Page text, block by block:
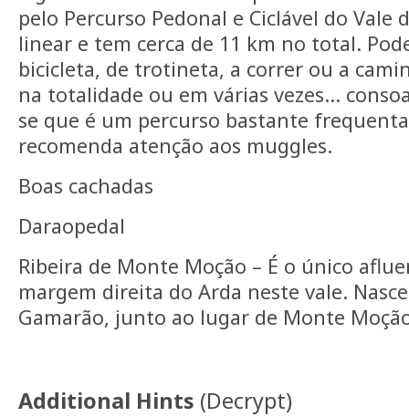
pelo Percurso Pedonal e Ciclável do Vale
linear e tem cerca de 11 km no total.
bicicleta, de trotineta, a correr ou a
na totalidade ou em várias vezes…
se que é um percurso bastante
recomenda atenção aos muggles.
Boas cachadas
Daraopedal
Ribeira de Monte Moção – É o único
margem direita do Arda neste vale.
Gamarão, junto ao lugar de Monte
Additional Hints (Decrypt)